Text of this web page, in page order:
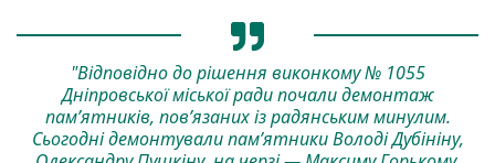
"Відповідно до рішення виконкому № 1055
Дніпровської міської ради почали демонтаж
пам’ятників, пов’язаних із радянським минулим.
Сьогодні демонтували пам’ятники Володі Дубініну,